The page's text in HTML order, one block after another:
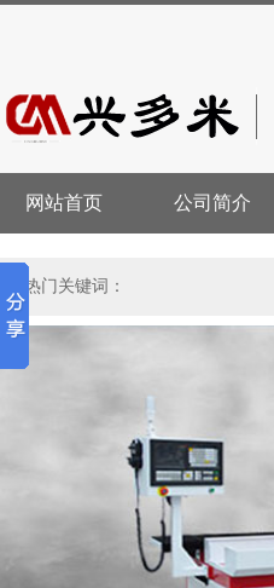
网站首页 公司简介
热门关键词：